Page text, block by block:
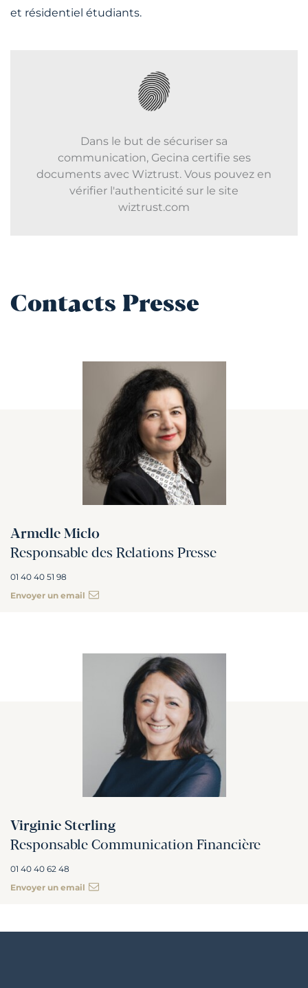
et résidentiel étudiants.
Dans le but de sécuriser sa
communication, Gecina certifie ses
documents avec Wiztrust. Vous pouvez en
vérifier l'authenticité sur le site
wiztrust.com
Contacts Presse
Armelle Miclo
Responsable des Relations Presse
01 40 40 51 98
Envoyer un email
Virginie Sterling
Responsable Communication Financière
01 40 40 62 48
Envoyer un email